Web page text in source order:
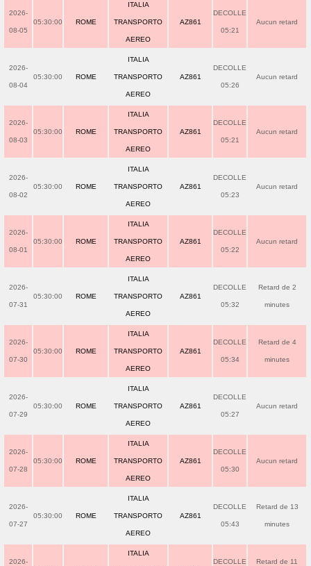
2026-
08-05
05:30:00 ROME
ITALIA
TRANSPORTO
AEREO
AZ861
DECOLLE
05:21
Aucun retard
2026-
08-04
05:30:00 ROME
ITALIA
TRANSPORTO
AEREO
AZ861
DECOLLE
05:26
Aucun retard
2026-
08-03
05:30:00 ROME
ITALIA
TRANSPORTO
AEREO
AZ861
DECOLLE
05:21
Aucun retard
2026-
08-02
05:30:00 ROME
ITALIA
TRANSPORTO
AEREO
AZ861
DECOLLE
05:23
Aucun retard
2026-
08-01
05:30:00 ROME
ITALIA
TRANSPORTO
AEREO
AZ861
DECOLLE
05:22
Aucun retard
2026-
07-31
05:30:00 ROME
ITALIA
TRANSPORTO
AEREO
AZ861
DECOLLE
05:32
Retard de 2
minutes
2026-
07-30
05:30:00 ROME
ITALIA
TRANSPORTO
AEREO
AZ861
DECOLLE
05:34
Retard de 4
minutes
2026-
07-29
05:30:00 ROME
ITALIA
TRANSPORTO
AEREO
AZ861
DECOLLE
05:27
Aucun retard
2026-
07-28
05:30:00 ROME
ITALIA
TRANSPORTO
AEREO
AZ861
DECOLLE
05:30
Aucun retard
2026-
07-27
05:30:00 ROME
ITALIA
TRANSPORTO
AEREO
AZ861
DECOLLE
05:43
Retard de 13
minutes
2026-
ITALIA
DECOLLE Retard de 11